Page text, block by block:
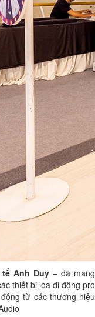
Anh Duy – đã mang
thiết bị loa di động pro
từ các thương hiệu